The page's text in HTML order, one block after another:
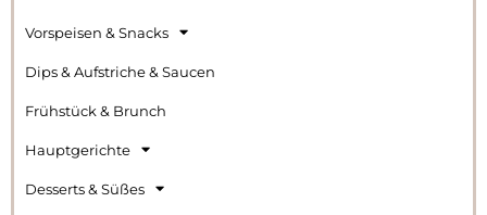
Vorspeisen & Snacks
Dips & Aufstriche & Saucen
Frühstück & Brunch
Hauptgerichte
Desserts & Süßes